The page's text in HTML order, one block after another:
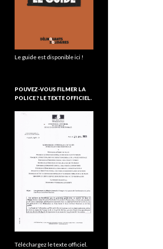
Le guide est disponible ici !
POUVEZ-VOUS FILMER LA
POLICE ? LE TEXTE OFFICIEL.
Téléchargez le texte officiel.